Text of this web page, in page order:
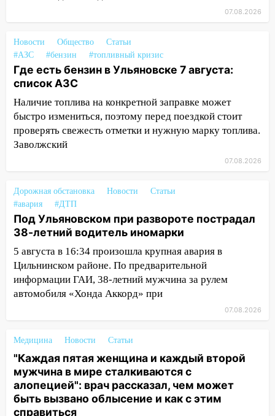
области привели в порядок детские
15:27
Прокуратура проверяет
капремонт школы в селе Кивать
15:08 В Кузоватово после прокурорской
проверки обновили разметку на
пешеходных переходах
14:40 На проспекте Гая в Ульяновске
запретили остановку автомобилей на
большой фестиваль «Наше время» с
мотофристайлом и концертом
«Мураками»
14:04 Жару смоет ливнями: прогноз
погоды в Ульяновской области на
выходные 8-9 августа
13:30 В Ульяновске транспортные
полицейские проведут акцию «Час
13:20
В Ульяновске за один день
обокрали женщину на пляже и
подростка в сквере
13:01 В Димитровграде мужчина
выбросил из машины страйкбольную
07.08.2026
Новости Общество
Статьи
#АЗС
#бензин #топливный кризис
Где есть бензин в Ульяновске 7 августа:
список АЗС
Наличие топлива на конкретной заправке может
быстро измениться, поэтому перед поездкой стоит
проверять свежесть отметки и нужную марку топлива.
Заволжский
07.08.2026
Дорожная обстановка Новости
Статьи
#авария
#ДТП
Под Ульяновском при развороте пострадал
38-летний водитель иномарки
5 августа в 16:34 произошла крупная авария в
Цильнинском районе. По предварительной
информации ГАИ, 38-летний мужчина за рулем
автомобиля «Хонда Аккорд» при
07.08.2026
Медицина Новости Статьи
"Каждая пятая женщина и каждый второй
мужчина в мире сталкиваются с
алопецией": врач рассказал, чем может
быть вызвано облысение и как с этим
справиться